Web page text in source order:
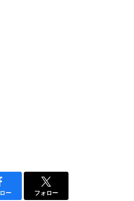
ー フォロー